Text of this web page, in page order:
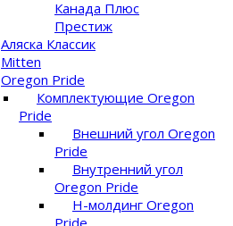
Канада Плюс
Престиж
Аляска Классик
Mitten
Oregon Pride
Комплектующие Oregon
Pride
Внешний угол Oregon
Pride
Внутренний угол
Oregon Pride
Н-молдинг Oregon
Pride